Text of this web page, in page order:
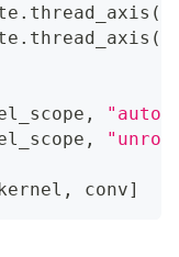
. thread_axis (
. thread_axis (
,
,
, conv]